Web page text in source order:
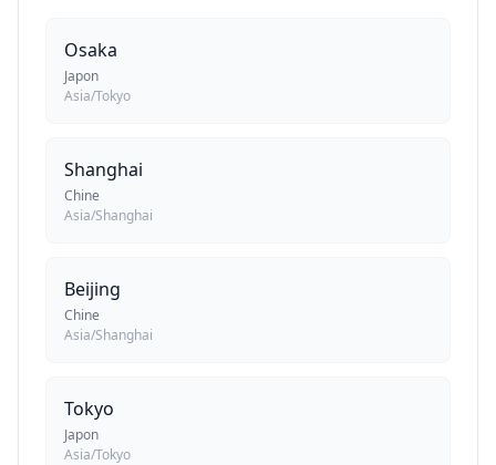
Osaka
Japon
Asia/Tokyo
Shanghai
Chine
Asia/Shanghai
Beijing
Chine
Asia/Shanghai
Tokyo
Japon
Asia/Tokyo